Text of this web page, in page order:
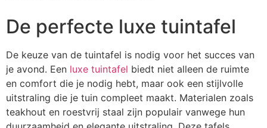
De perfecte luxe tuintafel
De keuze van de tuintafel is nodig voor het succes van
je avond. Een luxe tuintafel biedt niet alleen de ruimte
en comfort die je nodig hebt, maar ook een stijlvolle
uitstraling die je tuin compleet maakt. Materialen zoals
teakhout en roestvrij staal zijn populair vanwege hun